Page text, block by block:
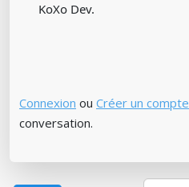
KoXo Dev.
Connexion ou Créer un compte
conversation.